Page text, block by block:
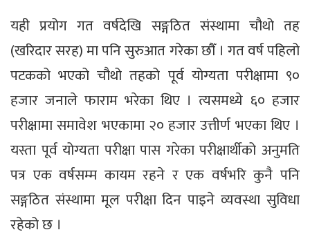
यही प्रयोग गत वर्षदेखि सङ्गठित संस्थामा चौथो तह
(खरिदार सरह) मा पनि सुरुआत गरेका छौँ । गत वर्ष पहिलो
पटकको भएको चौथो तहको पूर्व योग्यता परीक्षामा ९०
हजार जनाले फाराम भरेका थिए । त्यसमध्ये ६० हजार
परीक्षामा समावेश भएकामा २० हजार उत्तीर्ण भएका थिए ।
यस्ता पूर्व योग्यता परीक्षा पास गरेका परीक्षार्थीको अनुमति
पत्र एक वर्षसम्म कायम रहने र एक वर्षभरि कुनै पनि
सङ्गठित संस्थामा मूल परीक्षा दिन पाइने व्यवस्था सुविधा
रहेको छ ।